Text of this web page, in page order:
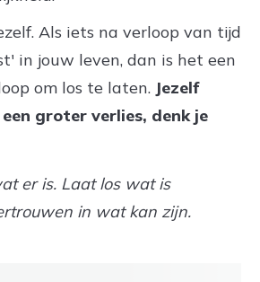
Als iets na verloop van tijd
in jouw leven, dan is het een
om los te laten. Jezelf
groter verlies, denk je
er is. Laat los wat is
in wat kan zijn.